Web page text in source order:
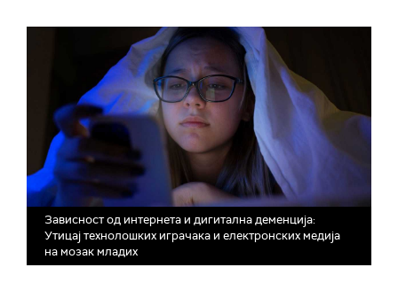
Зависност од интернета и дигитална деменција:
Утицај технолошких играчака и електронских медија
на мозак младих